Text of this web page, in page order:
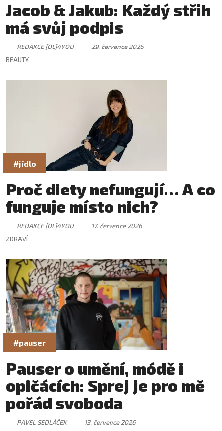
Jacob & Jakub: Každý střih
má svůj podpis
REDAKCE [OL]4YOU
29. července 2026
BEAUTY
#jídlo
Proč diety nefungují… A co
funguje místo nich?
REDAKCE [OL]4YOU
17. července 2026
ZDRAVÍ
#pauser
Pauser o umění, módě i
opičácích: Sprej je pro mě
pořád svoboda
PAVEL SEDLÁČEK
13. července 2026